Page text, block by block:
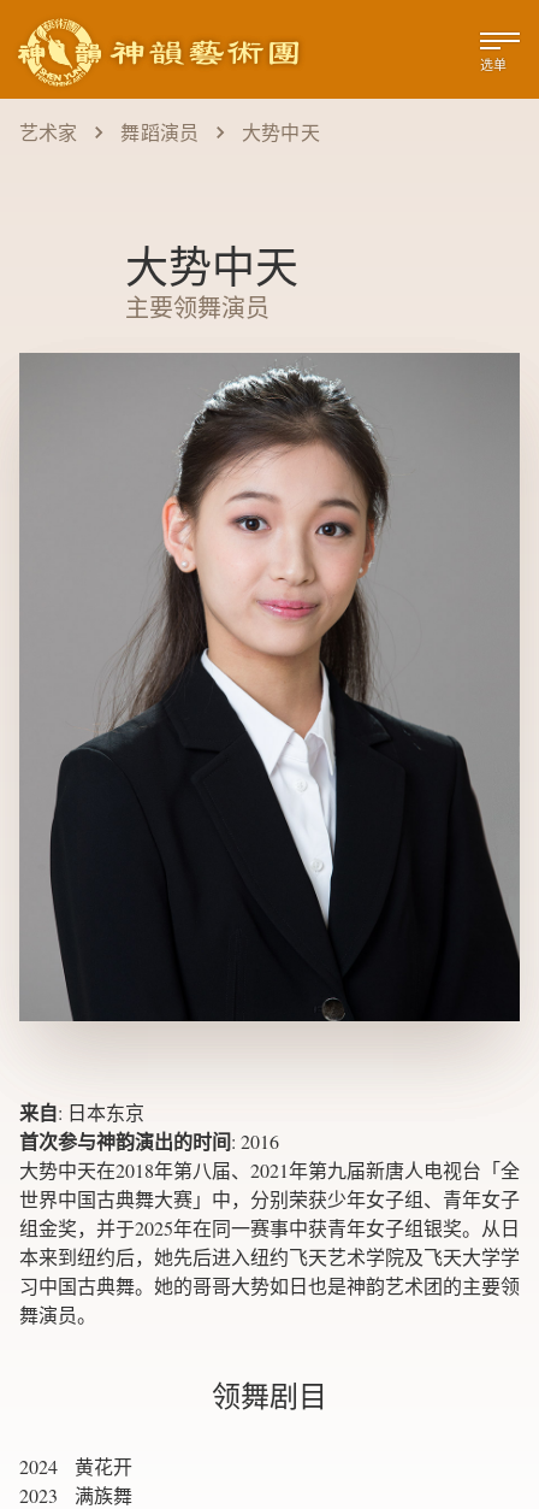
选单
艺术家 舞蹈演员 大势中天
大势中天
主要领舞演员
来自: 日本东京
首次参与神韵演出的时间: 2016
大势中天在2018年第八届、2021年第九届新唐人电视台「全
世界中国古典舞大赛」中，分别荣获少年女子组、青年女子
组金奖，并于2025年在同一赛事中获青年女子组银奖。从日
本来到纽约后，她先后进入纽约飞天艺术学院及飞天大学学
习中国古典舞。她的哥哥大势如日也是神韵艺术团的主要领
舞演员。
领舞剧目
2024 黄花开
2023 满族舞